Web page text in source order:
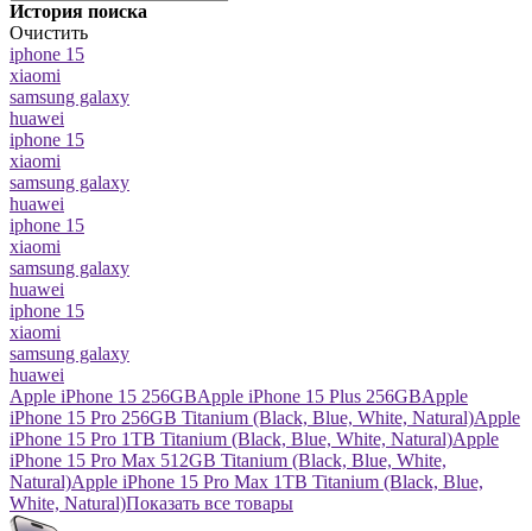
История поиска
Очистить
iphone 15
xiaomi
samsung galaxy
huawei
iphone 15
xiaomi
samsung galaxy
huawei
iphone 15
xiaomi
samsung galaxy
huawei
iphone 15
xiaomi
samsung galaxy
huawei
Apple iPhone 15 256GBApple iPhone 15 Plus 256GBApple
iPhone 15 Pro 256GB Titanium (Black, Blue, White, Natural)Apple
iPhone 15 Pro 1TB Titanium (Black, Blue, White, Natural)Apple
iPhone 15 Pro Max 512GB Titanium (Black, Blue, White,
Natural)Apple iPhone 15 Pro Max 1TB Titanium (Black, Blue,
White, Natural)Показать все товары